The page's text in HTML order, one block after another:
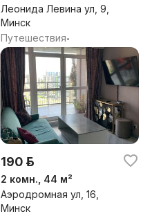
Леонида Левина ул, 9,
Минск
Путешествия•
190 р.
2 комн., 44 м²
Аэродромная ул, 16,
Минск